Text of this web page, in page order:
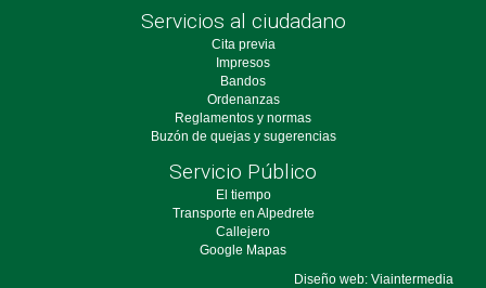
Servicios al ciudadano
Cita previa
Impresos
Bandos
Ordenanzas
Reglamentos y normas
Buzón de quejas y sugerencias
Servicio Público
El tiempo
Transporte en Alpedrete
Callejero
Google Mapas
Diseño web: Viaintermedia